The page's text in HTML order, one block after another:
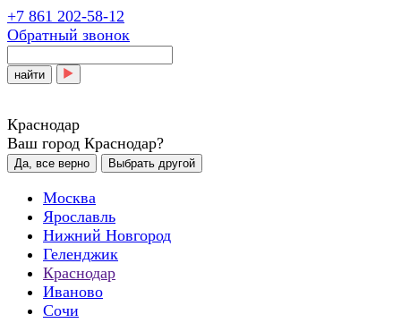
+7 861 202-58-12
Обратный звонок
найти
Краснодар
Ваш город Краснодар?
Да, все верно Выбрать другой
Москва
Ярославль
Нижний Новгород
Геленджик
Краснодар
Иваново
Сочи